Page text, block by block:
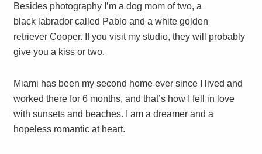
Besides photography I’m a dog mom of two, a
black labrador called Pablo and a white golden
retriever Cooper. If you visit my studio, they will probably
give you a kiss or two.
Miami has been my second home ever since I lived and
worked there for 6 months, and that’s how I fell in love
with sunsets and beaches. I am a dreamer and a
hopeless romantic at heart.